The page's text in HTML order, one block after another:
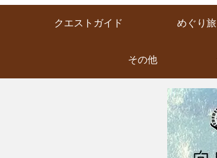
クエストガイド めぐり旅
その他